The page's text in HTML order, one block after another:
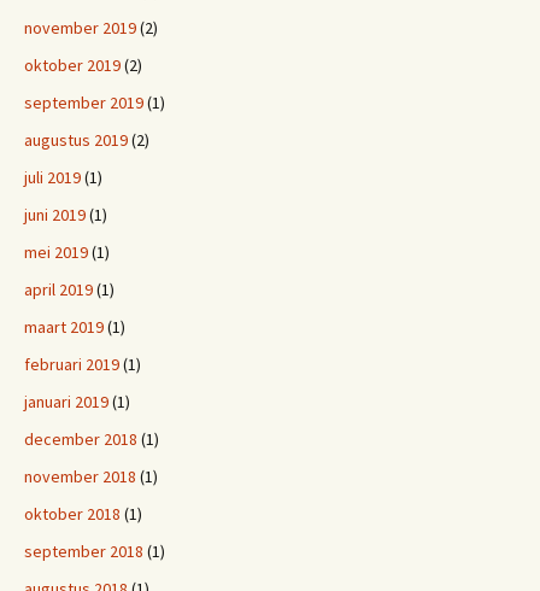
november 2019(2)
oktober 2019(2)
september 2019(1)
augustus 2019(2)
juli 2019(1)
juni 2019(1)
mei 2019(1)
april 2019(1)
maart 2019(1)
februari 2019(1)
januari 2019(1)
december 2018 (1)
november 2018 (1)
oktober 2018 (1)
september 2018 (1)